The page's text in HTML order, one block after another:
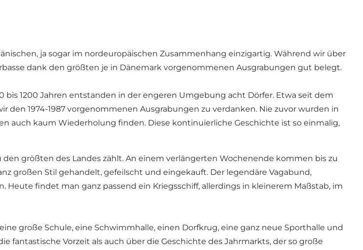
ja sogar im nordeuropäischen Zusammenhang einzigartig. Während wir über
dank den größten je in Dänemark vorgenommenen Ausgrabungen gut belegt.
bis 1200 Jahren entstanden in der engeren Umgebung acht Dörfer. Etwa seit dem
den 1974-1987 vorgenommenen Ausgrabungen zu verdanken. Nie zuvor wurden in
auch kaum Wiederholung finden. Diese kontinuierliche Geschichte ist so einmalig,
größten des Landes zählt. An einem verlängerten Wochenende kommen bis zu
großen Stil gehandelt, gefeilscht und eingekauft. Der legendäre Vagabund,
Heute findet man ganz passend ein Kriegsschiff, allerdings in kleinerem Maßstab, im
große Schule, eine Schwimmhalle, einen Dorfkrug, eine ganz neue Sporthalle und
fantastische Vorzeit als auch über die Geschichte des Jahrmarkts, der so große